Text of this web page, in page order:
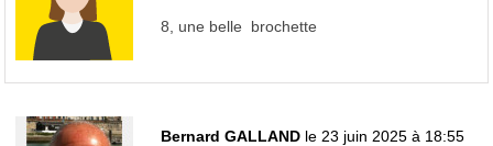
8, une belle brochette
Bernard GALLAND le 23 juin 2025 à 18:55